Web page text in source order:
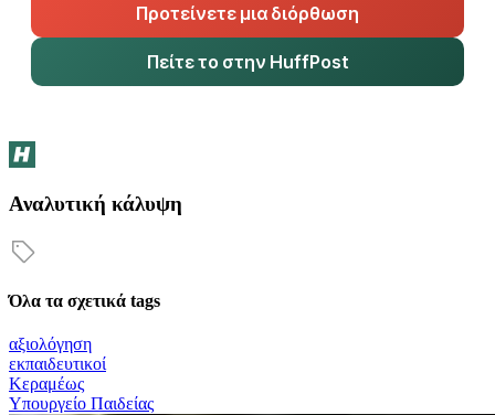
Προτείνετε μια διόρθωση
Πείτε το στην HuffPost
Αναλυτική κάλυψη
Όλα τα σχετικά tags
αξιολόγηση
εκπαιδευτικοί
Κεραμέως
Υπουργείο Παιδείας